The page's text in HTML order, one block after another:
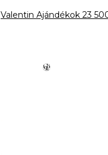
Valentin Ajándékok 23